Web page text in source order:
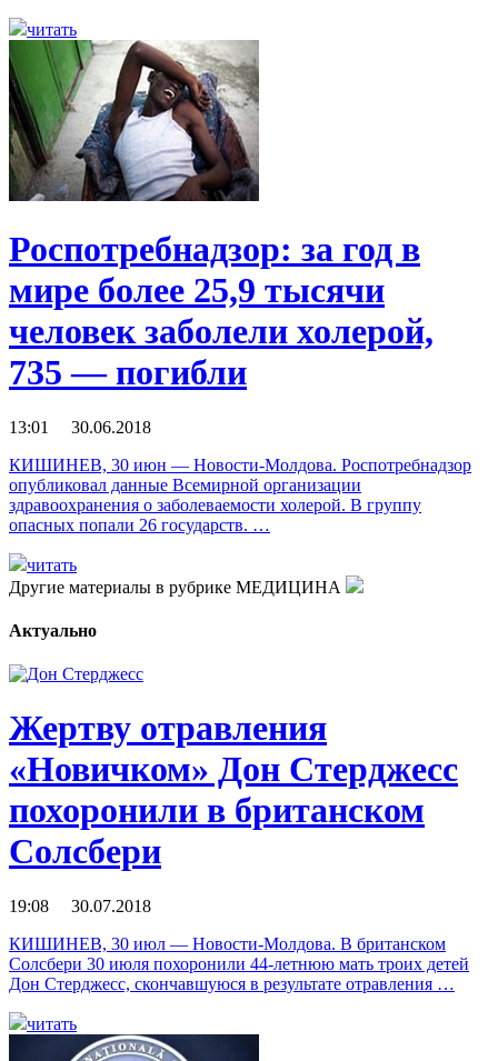
читать
Роспотребнадзор: за год в
мире более 25,9 тысячи
человек заболели холерой,
735 — погибли
13:01 30.06.2018
КИШИНЕВ, 30 июн — Новости-Молдова. Роспотребнадзор
опубликовал данные Всемирной организации
здравоохранения о заболеваемости холерой. В группу
опасных попали 26 государств. …
читать
Другие материалы в рубрике МЕДИЦИНА
Актуально
Жертву отравления
«Новичком» Дон Стерджесс
похоронили в британском
Солсбери
19:08 30.07.2018
КИШИНЕВ, 30 июл — Новости-Молдова. В британском
Солсбери 30 июля похоронили 44-летнюю мать троих детей
Дон Стерджесс, скончавшуюся в результате отравления …
читать